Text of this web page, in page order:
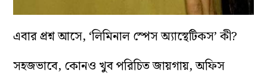
এবার প্রশ্ন আসে, ‘লিমিনাল স্পেস অ্যাস্থেটিকস’ কী?
সহজভাবে, কোনও খুব পরিচিত জায়গায়, অফিস